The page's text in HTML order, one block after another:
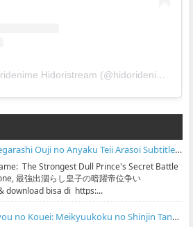
A post shared by Hidoridenime Hidoristream (@hidoridenime)
Saikyou Degarashi Ouji no Anyaku Teii Arasoi Subtitle Indonesia
The Strongest Dull Prince's Secret Battle
最強出涸らし皇子の暗躍帝位争い
download bisa di https:...
Sekai Saikyou no Kouei: Meikyuukoku no Shinjin Tansakusha Subtitle Indonesia